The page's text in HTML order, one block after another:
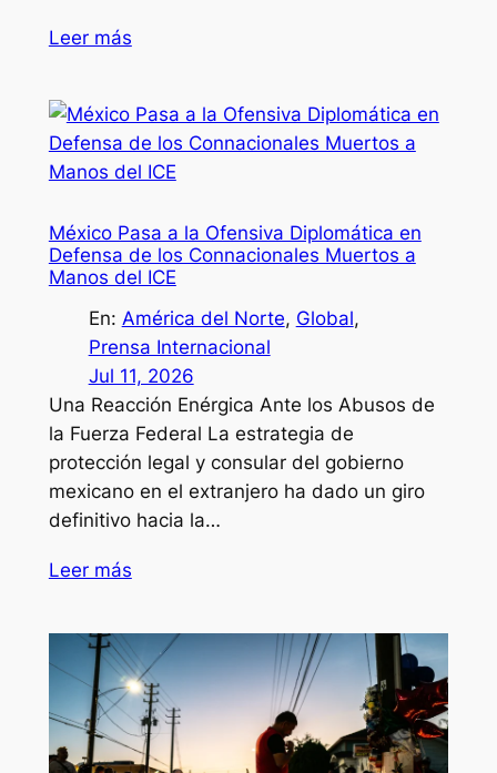
Leer más
México Pasa a la Ofensiva Diplomática en
Defensa de los Connacionales Muertos a
Manos del ICE
En: América del Norte, Global
Prensa Internacional
Jul 11, 2026
Una Reacción Enérgica Ante los Abusos de
la Fuerza Federal La estrategia de
protección legal y consular del gobierno
mexicano en el extranjero ha dado un giro
definitivo hacia la…
Leer más